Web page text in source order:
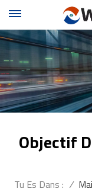
Objectif
Tu Es Dans : /